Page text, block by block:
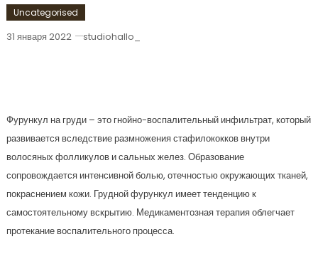
Uncategorised
31 января 2022 studiohallo_
Фурункул на груди – это гнойно-воспалительный инфильтрат, который
развивается вследствие размножения стафилококков внутри
волосяных фолликулов и сальных желез. Образование
сопровождается интенсивной болью, отечностью окружающих тканей,
покраснением кожи. Грудной фурункул имеет тенденцию к
самостоятельному вскрытию. Медикаментозная терапия облегчает
протекание воспалительного процесса.